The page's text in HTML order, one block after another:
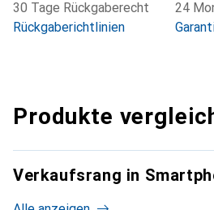
30 Tage Rückgaberecht
Rückgaberichtlinien
24
Produkte
Verkaufsrang in